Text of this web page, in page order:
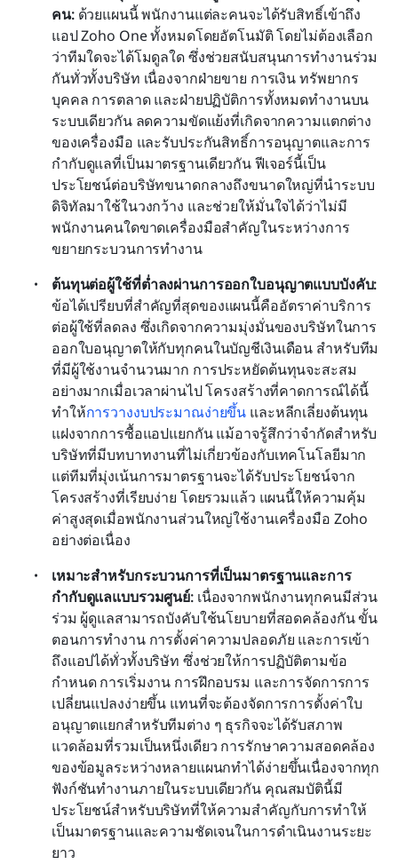
คน: ด้วยแผนนี้ พนักงานแต่ละคนจะได้รับสิทธิ์เข้าถึง
แอป Zoho One ทั้งหมดโดยอัตโนมัติ โดยไม่ต้องเลือก
ว่าทีมใดจะได้โมดูลใด ซึ่งช่วยสนับสนุนการทำงานร่วม
กันทั่วทั้งบริษัท เนื่องจากฝ่ายขาย การเงิน ทรัพยากร
บุคคล การตลาด และฝ่ายปฏิบัติการทั้งหมดทำงานบน
ระบบเดียวกัน ลดความขัดแย้งที่เกิดจากความแตกต่าง
ของเครื่องมือ และรับประกันสิทธิ์การอนุญาตและการ
กำกับดูแลที่เป็นมาตรฐานเดียวกัน ฟีเจอร์นี้เป็น
ประโยชน์ต่อบริษัทขนาดกลางถึงขนาดใหญ่ที่นำระบบ
ดิจิทัลมาใช้ในวงกว้าง และช่วยให้มั่นใจได้ว่าไม่มี
พนักงานคนใดขาดเครื่องมือสำคัญในระหว่างการ
ขยายกระบวนการทำงาน
ข้อได้เปรียบที่สำคัญที่สุดของแผนนี้คืออัตราค่าบริการ
ต่อผู้ใช้ที่ลดลง ซึ่งเกิดจากความมุ่งมั่นของบริษัทในการ
ออกใบอนุญาตให้กับทุกคนในบัญชีเงินเดือน สำหรับทีม
ที่มีผู้ใช้งานจำนวนมาก การประหยัดต้นทุนจะสะสม
อย่างมากเมื่อเวลาผ่านไป โครงสร้างที่คาดการณ์ได้นี้
ทำให้การวางงบประมาณง่ายขึ้น และหลีกเลี่ยงต้นทุน
แฝงจากการซื้อแอปแยกกัน แม้อาจรู้สึกว่าจำกัดสำหรับ
บริษัทที่มีบทบาทงานที่ไม่เกี่ยวข้องกับเทคโนโลยีมาก
แต่ทีมที่มุ่งเน้นการมาตรฐานจะได้รับประโยชน์จาก
โครงสร้างที่เรียบง่าย โดยรวมแล้ว แผนนี้ให้ความคุ้ม
ค่าสูงสุดเมื่อพนักงานส่วนใหญ่ใช้งานเครื่องมือ Zoho
อย่างต่อเนื่อง
เหมาะสำหรับกระบวนการที่เป็นมาตรฐานและการ
กำกับดูแลแบบรวมศูนย์: เนื่องจากพนักงานทุกคนมีส่วน
ร่วม ผู้ดูแลสามารถบังคับใช้นโยบายที่สอดคล้องกัน ขั้น
ตอนการทำงาน การตั้งค่าความปลอดภัย และการเข้า
ถึงแอปได้ทั่วทั้งบริษัท ซึ่งช่วยให้การปฏิบัติตามข้อ
กำหนด การเริ่มงาน การฝึกอบรม และการจัดการการ
เปลี่ยนแปลงง่ายขึ้น แทนที่จะต้องจัดการการตั้งค่าใบ
อนุญาตแยกสำหรับทีมต่าง ๆ ธุรกิจจะได้รับสภาพ
แวดล้อมที่รวมเป็นหนึ่งเดียว การรักษาความสอดคล้อง
ของข้อมูลระหว่างหลายแผนกทำได้ง่ายขึ้นเนื่องจากทุก
ฟังก์ชันทำงานภายในระบบเดียวกัน คุณสมบัตินี้มี
ประโยชน์สำหรับบริษัทที่ให้ความสำคัญกับการทำให้
เป็นมาตรฐานและความชัดเจนในการดำเนินงานระยะ
ยาว